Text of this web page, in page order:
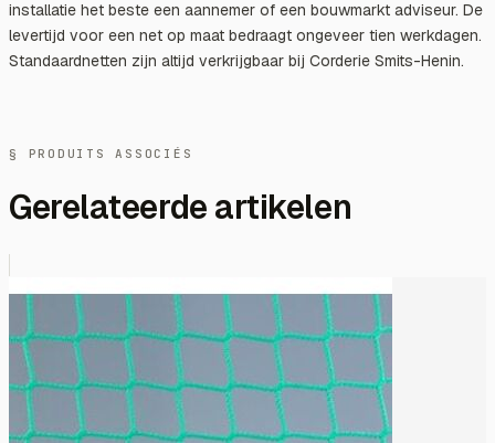
installatie het beste een aannemer of een bouwmarkt adviseur. De
levertijd voor een net op maat bedraagt ​​ongeveer tien werkdagen.
Standaardnetten zijn altijd verkrijgbaar bij Corderie Smits-Henin.
§ PRODUITS ASSOCIÉS
Gerelateerde artikelen